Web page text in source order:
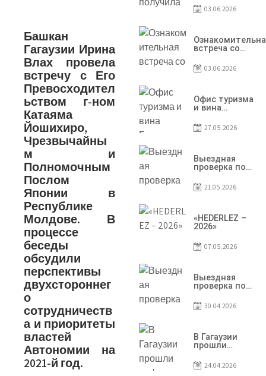
Башкан
Гагаузии Ирина
Влах провела
встречу с Его
Превосходител
ьством г-ном
Катаяма
Йошихиро,
Чрезвычайны
м и
Полномочным
Послом
Японии в
Республике
Молдове. В
процессе
беседы
обсудили
перспективы
двухстороннег
о
сотрудничеств
а и приоритеты
властей
Автономии на
2021-й год.
признание в
рамках проекта
03.06.2026
встреча со
специальности
«Агент по
03.06.2026
Офис туризма
и вина
участник
Национальной
туризма
27.05.2026
Выездная
проверка по
соблюдения
условий
грантов
предприятия
Baurlukhouse
21.05.2026
«HEDERLEZ –
2026»
07.05.2026
Выездная
проверка по
соблюдения
условий
грантов
предприятия
SRL Grand Nic Oil
Company
30.04.2026
В Гагаузии
прошли
сессии по
грантовой
24.04.2026